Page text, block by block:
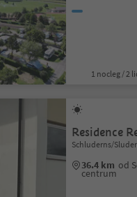
1 nocleg / 2
Residence
Schluderns/
36.4 km od
centrum